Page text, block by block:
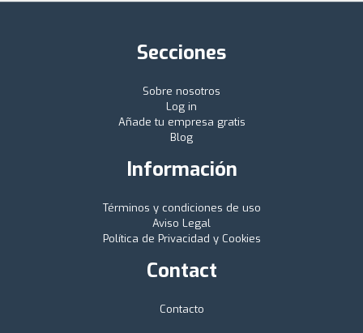
Secciones
Sobre nosotros
Log in
Añade tu empresa gratis
Blog
Información
Términos y condiciones de uso
Aviso Legal
Política de Privacidad y Cookies
Contact
Contacto